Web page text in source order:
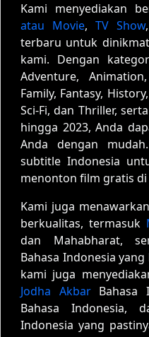
Kami menyediakan
atau Movie, TV Show,
terbaru untuk
kami. Dengan
Adventure,
Family, Fantasy,
Sci-Fi, dan Thriller,
hingga 2023, Anda
Anda dengan
subtitle Indonesia
menonton film gratis
Kami juga
berkualitas, termasuk
dan Mahabharat,
Bahasa Indonesia
kami juga
Jodha AkbarBahasa
Bahasa Indonesia,
Indonesia yang